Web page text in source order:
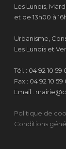
Les Lundis,
et de 13h00 à
Urbanisme,
Les Lundis et
Tél. : 04 92 10 59
Fax : 04 92 10 59
Email :
Politique de
Conditions